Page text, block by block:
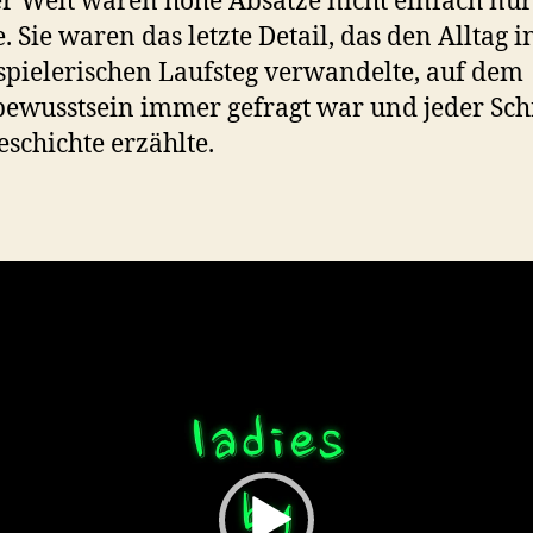
Sie waren das letzte Detail, das den Alltag
Laufsteg verwandelte, auf dem
immer gefragt war und jeder
erzählte.